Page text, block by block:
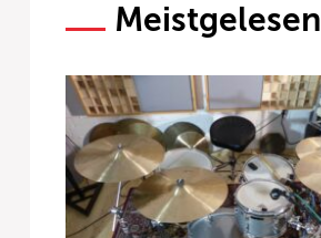
Meistgelesen